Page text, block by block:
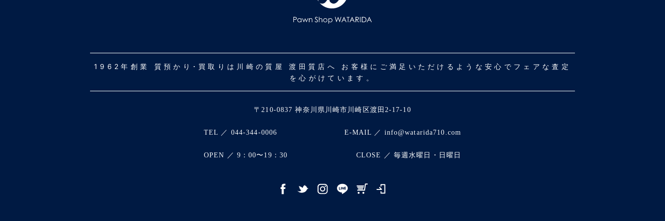
1962年創業 質預かり･買取りは川崎の質屋 渡田質店へ お客様にご満足いただけるような安心でフェアな査定
を心がけています。
〒210-0837 神奈川県川崎市川崎区渡田2-17-10
TEL ／ 044-344-0006 E-MAIL ／ info@watarida710.com
OPEN ／ 9：00〜19：30 CLOSE ／ 毎週水曜日・日曜日